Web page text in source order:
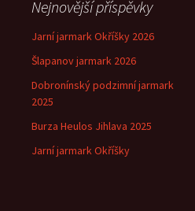
Nejnovější příspěvky
Jarní jarmark Okříšky 2026
Šlapanov jarmark 2026
Dobronínský podzimní jarmark
2025
Burza Heulos Jihlava 2025
Jarní jarmark Okříšky